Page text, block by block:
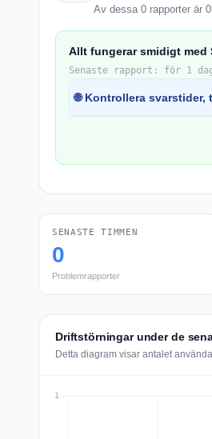
Av dessa 0 rapporter är
Allt fungerar smidigt med
Senaste rapport: för 1
🌐 Kontrollera
SENASTE TIMMEN
0
Problemrapporter
Driftstörningar under de
Detta diagram visar antalet